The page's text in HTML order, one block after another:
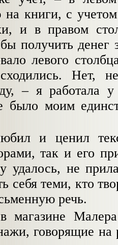
книги, с
и в правом
получить денег
левого
Нет,
– я работала
было моим
и ценил
так и его
удалось, не
себя теми, кто
речь.
магазине
говорящие на